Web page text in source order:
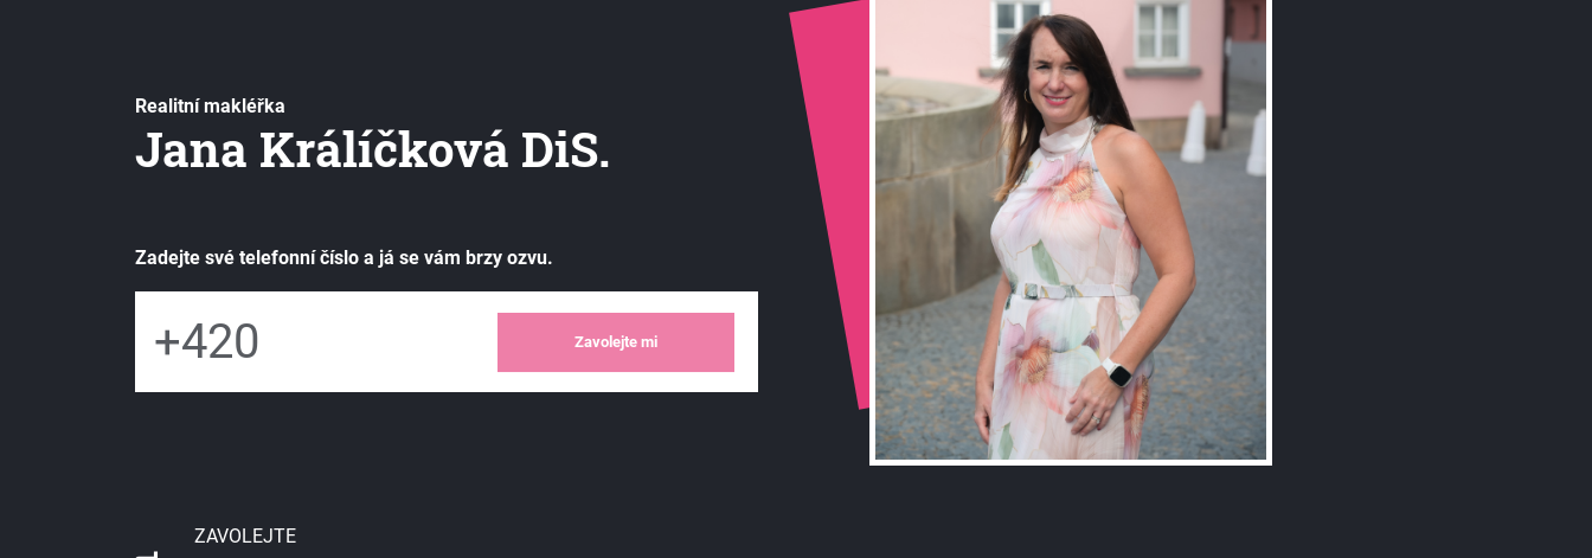
Realitní makléřka
Jana Králíčková DiS.
Zadejte své telefonní číslo a já se vám brzy ozvu.
Zavolejte mi
ZAVOLEJTE